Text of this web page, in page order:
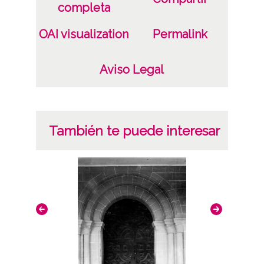
III. Arte medieval
144
completa
OAI visualization Permalink
Aviso Legal
También te puede interesar